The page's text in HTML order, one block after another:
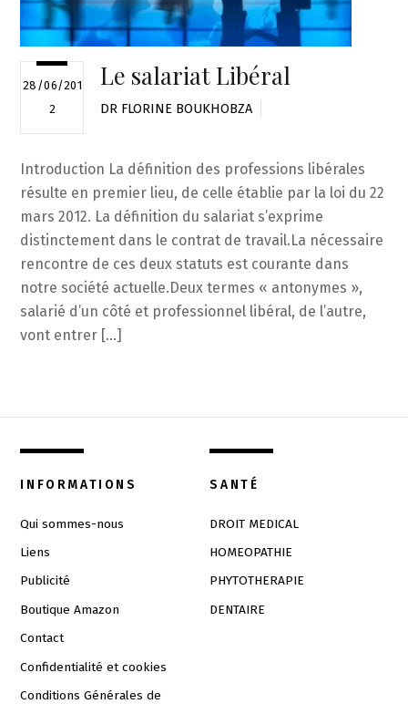
28/06/201
2
Le salariat Libéral
DR FLORINE BOUKHOBZA
Introduction La définition des professions libérales
résulte en premier lieu, de celle établie par la loi du 22
mars 2012. La définition du salariat s’exprime
distinctement dans le contrat de travail.La nécessaire
rencontre de ces deux statuts est courante dans
notre société actuelle.Deux termes « antonymes »,
salarié d’un côté et professionnel libéral, de l’autre,
vont entrer […]
INFORMATIONS
Qui sommes-nous
Liens
Publicité
Boutique Amazon
Contact
Confidentialité et cookies
Conditions Générales de
SANTÉ
DROIT MEDICAL
HOMEOPATHIE
PHYTOTHERAPIE
DENTAIRE